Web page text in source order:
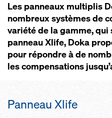
Les panneaux multiplis
nombreux systèmes de
variété de la gamme, qui
panneau Xlife, Doka
pour répondre à de
les compensations
Panneau Xlife